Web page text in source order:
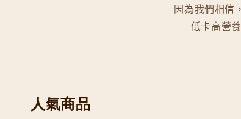
因為我們相信
低卡高營
人氣商品